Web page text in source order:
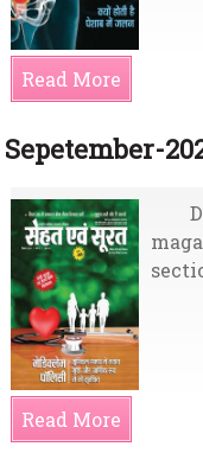
Read More
Sepetember-
Read More